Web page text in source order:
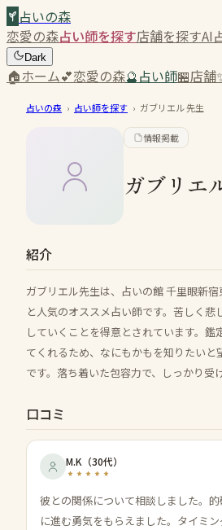
占いの森
恋愛の森占い師を探す店舗を探すAI
Dark
🏠ホーム💕恋愛の森🔮占い師🏪店舗
占いの森 › 占い師を探す › ガブリエル先生
情報掲載
ガブリエ
紹介
ガブリエル先生は、占いの館 千里眼新
と人気のオススメ占い師です。苦しく悲
していくことを得意とされています。鑑
てくれるため、なにもかもを知りたいと
です。落ち着いた包容力で、しっかり受
口コミ
M.K （30代）
彼との関係について相談しました。
に進む勇気をもらえました。タイミ